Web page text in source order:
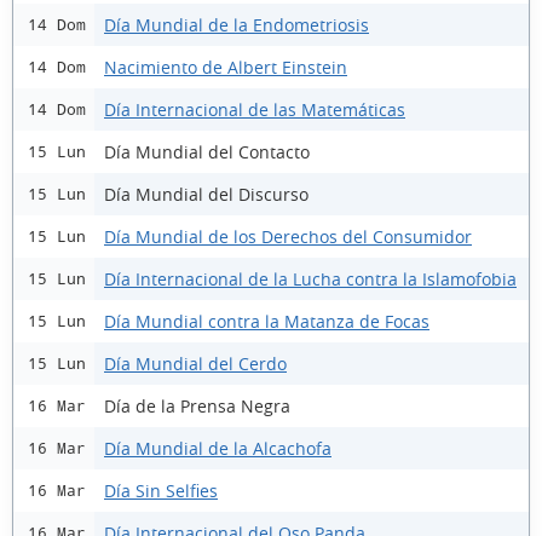
14 Dom Día Mundial de la Endometriosis
14 Dom Nacimiento de Albert Einstein
14 Dom Día Internacional de las Matemáticas
15 Lun Día Mundial del Contacto
15 Lun Día Mundial del Discurso
15 Lun Día Mundial de los Derechos del Consumidor
15 Lun Día Internacional de la Lucha contra la Islamofobia
15 Lun Día Mundial contra la Matanza de Focas
15 Lun Día Mundial del Cerdo
16 Mar Día de la Prensa Negra
16 Mar Día Mundial de la Alcachofa
16 Mar Día Sin Selfies